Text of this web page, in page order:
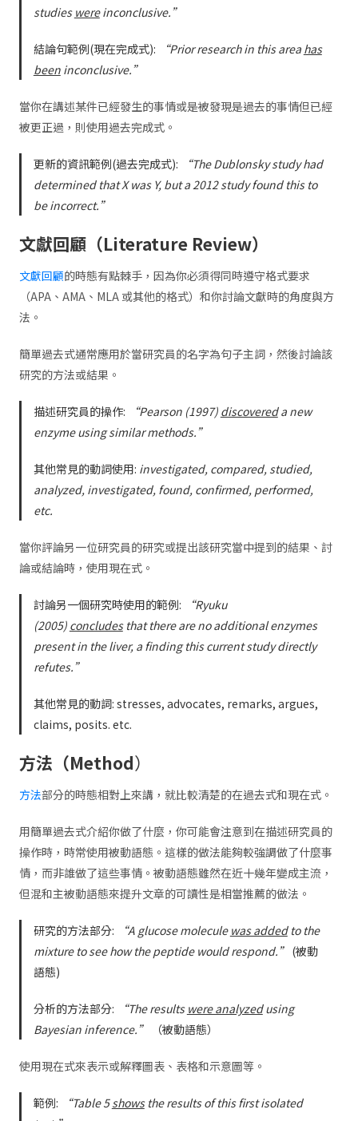
studies wereinconclusive.”
結論句範例(現在完成式): “Prior research in this area has
beeninconclusive.”
當你在講述某件已經發生的事情或是被發現是過去的事情但已經
被更正過，則使用過去完成式。
更新的資訊範例(過去完成式):
“The Dublonsky study had
determined that X was Y, but a 2012 study found this to
be incorrect.”
文獻回顧（Literature Review）
文獻回顧的時態有點棘手，因為你必須得同時遵守格式要求
（APA、AMA、MLA 或其他的格式）和你討論文獻時的角度與方
法。
簡單過去式通常應用於當研究員的名字為句子主詞，然後討論該
研究的方法或結果。
描述研究員的操作: “Pearson (1997) discovereda new
enzyme using similar methods.”
其他常見的動詞使用: investigated, compared, studied,
analyzed, investigated, found, confirmed, performed,
etc.
當你評論另一位研究員的研究或提出該研究當中提到的結果、討
論或結論時，使用現在式。
討論另一個研究時使用的範例:
“Ryuku
(2005) concludesthat there are no additional enzymes
present in the liver, a finding this current study directly
refutes.”
其他常見的動詞: stresses, advocates, remarks, argues,
claims, posits. etc.
方法（Method）
方法部分的時態相對上來講，就比較清楚的在過去式和現在式。
用簡單過去式介紹你做了什麼，你可能會注意到在描述研究員的
操作時，時常使用被動語態。這樣的做法能夠較強調做了什麼事
情，而非誰做了這些事情。被動語態雖然在近十幾年變成主流，
但混和主被動語態來提升文章的可讀性是相當推薦的做法。
研究的方法部分: “A glucose molecule was addedto the
mixture to see how the peptide would respond.” (被動
語態)
分析的方法部分: “The results were analyzedusing
Bayesian inference.”
（被動語態）
使用現在式來表示或解釋圖表、表格和示意圖等。
範例: “Table 5showsthe results of this first isolated